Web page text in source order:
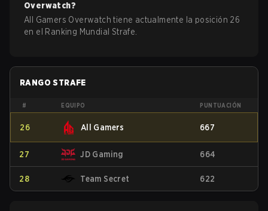
Overwatch?
All Gamers Overwatch tiene actualmente la posición 26
en el Ranking Mundial Strafe.
RANGO STRAFE
# EQUIPO PUNTUACIÓN
26 All Gamers 667
27 JD Gaming 664
28 Team Secret 622